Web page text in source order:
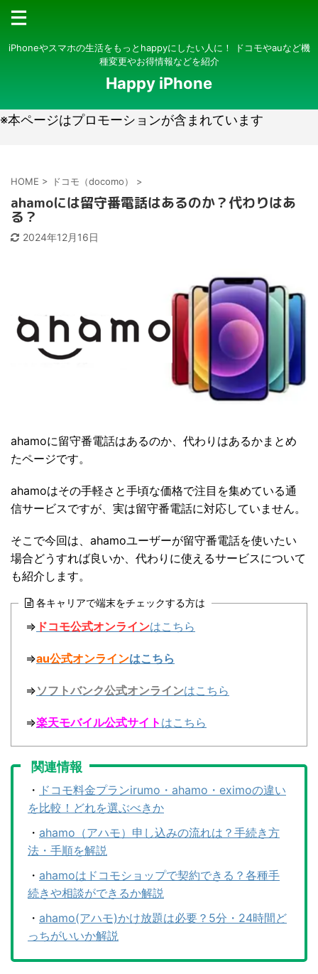
iPhoneやスマホの生活をもっとhappyにしたい人に！ ドコモやauなど機
種変更やお得情報などを紹介
Happy iPhone
※本ページはプロモーションが含まれています
HOME > ドコモ（docomo） >
ahamoには留守番電話はあるのか？代わりはあ
る？
2024年12月16日
ahamoに留守番電話はあるのか、代わりはあるかまとめ
たページです。
ahamoはその手軽さと手頃な価格で注目を集めている通
信サービスですが、実は留守番電話に対応していません。
そこで今回は、ahamoユーザーが留守番電話を使いたい
場合どうすれば良いか、代わりに使えるサービスについて
も紹介します。
各キャリアで端末をチェックする方は
⇒ ドコモ公式オンラインはこちら
⇒au公式オンラインはこちら
⇒ソフトバンク公式オンラインはこちら
⇒楽天モバイル公式サイト はこちら
関連情報
・ ドコモ料金プランirumo・ahamo・eximoの違い
を比較！どれを選ぶべきか
・ ahamo（アハモ）申し込みの流れは？手続き方
法・手順を解説
・ ahamoはドコモショップで契約できる？各種手
続きや相談ができるか解説
・ ahamo(アハモ)かけ放題は必要？5分・24時間ど
っちがいいか解説